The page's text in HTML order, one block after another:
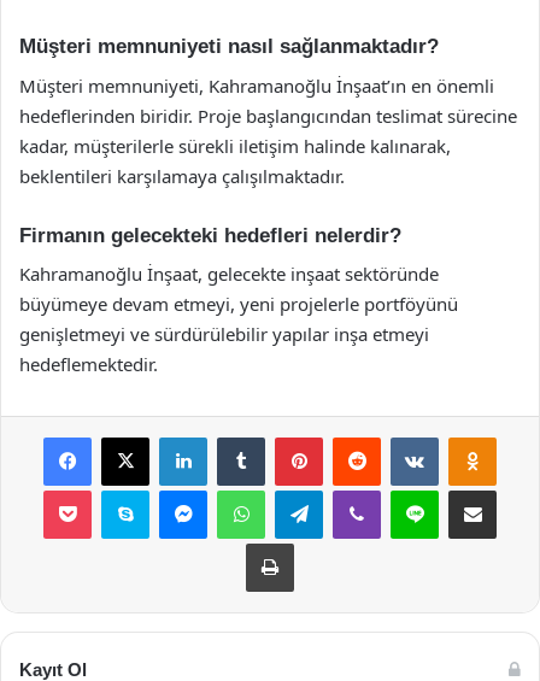
Müşteri memnuniyeti nasıl sağlanmaktadır?
Müşteri memnuniyeti, Kahramanoğlu İnşaat’ın en önemli
hedeflerinden biridir. Proje başlangıcından teslimat sürecine
kadar, müşterilerle sürekli iletişim halinde kalınarak,
beklentileri karşılamaya çalışılmaktadır.
Firmanın gelecekteki hedefleri nelerdir?
Kahramanoğlu İnşaat, gelecekte inşaat sektöründe
büyümeye devam etmeyi, yeni projelerle portföyünü
genişletmeyi ve sürdürülebilir yapılar inşa etmeyi
hedeflemektedir.
Facebook
X LinkedInTumblr PinterestReddit VKontakte
Pocket Skype MessengerWhatsAppTelegramViber Line E-Posta ile
Yazdır
Kayıt Ol